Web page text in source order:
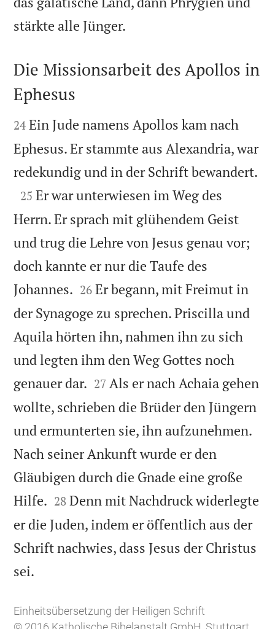
stärkte alle Jünger.

Die Missionsarbeit des Apollos in
Ephesus

24 Ein Jude namens Apollos kam nach
Ephesus. Er stammte aus Alexandria, war
redekundig und in der Schrift bewandert.

25 Er war unterwiesen im Weg des
Herrn. Er sprach mit glühendem Geist
und trug die Lehre von Jesus genau vor;
doch kannte er nur die Taufe des
Johannes. 

26 Er begann, mit Freimut in
der Synagoge zu sprechen. Priscilla und
Aquila hörten ihn, nahmen ihn zu sich
und legten ihm den Weg Gottes noch
genauer dar. 

27 Als er nach Achaia gehen
wollte, schrieben die Brüder den Jüngern
und ermunterten sie, ihn aufzunehmen.
Nach seiner Ankunft wurde er den
Gläubigen durch die Gnade eine große
Hilfe. 

28 Denn mit Nachdruck widerlegte
er die Juden, indem er öffentlich aus der
Schrift nachwies, dass Jesus der Christus
sei.
Einheitsübersetzung der Heiligen Schrift